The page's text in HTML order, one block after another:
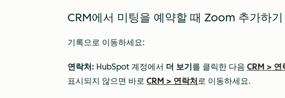
CRM에서 미팅을 예약할 때 Zoom 추가하기
기록으로 이동하세요:
연락처: HubSpot 계정에서 더 보기를 클릭한 다음 CRM > 연
표시되지 않으면 바로 CRM > 연락처로 이동하세요.